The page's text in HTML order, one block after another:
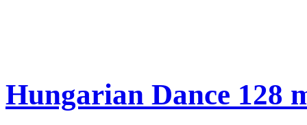
Hungarian Dance 128